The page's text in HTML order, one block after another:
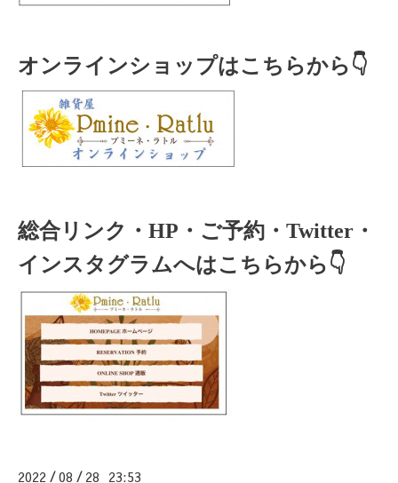
オンラインショップはこちらから👇
総合リンク・HP・ご予約・Twitter・
インスタグラムへはこちらから👇
2022 /08 / 28 23:53